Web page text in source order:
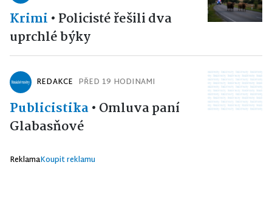
Krimi • Policisté řešili dva
uprchlé býky
REDAKCE PŘED 19 HODINAMI
Publicistika• Omluva paní
Glabasňové
ReklamaKoupit reklamu